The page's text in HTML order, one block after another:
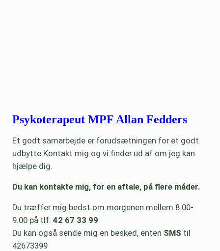
Psykoterapeut MPF Allan Fedders
Et godt samarbejde er forudsætningen for et godt
udbytte.Kontakt mig og vi finder ud af om jeg kan
hjælpe dig.
Du kan kontakte mig, for en aftale, på flere måder.
Du træffer mig bedst om morgenen mellem 8.00-
9.00 på tlf. 42 67 33 99
Du kan også sende mig en besked, enten SMS til
42673399